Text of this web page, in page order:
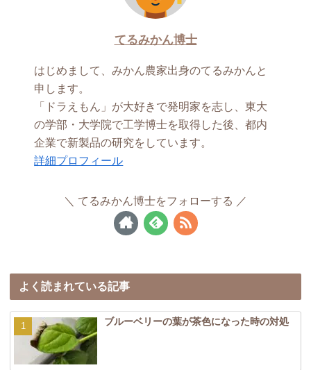
てるみかん博士
はじめまして、みかん農家出身のてるみかんと
申します。
「ドラえもん」が大好きで発明家を志し、東大
の学部・大学院で工学博士を取得した後、都内
企業で新製品の研究をしています。
詳細プロフィール
てるみかん博士をフォローする
よく読まれている記事
ブルーベリーの葉が茶色になった時の対処